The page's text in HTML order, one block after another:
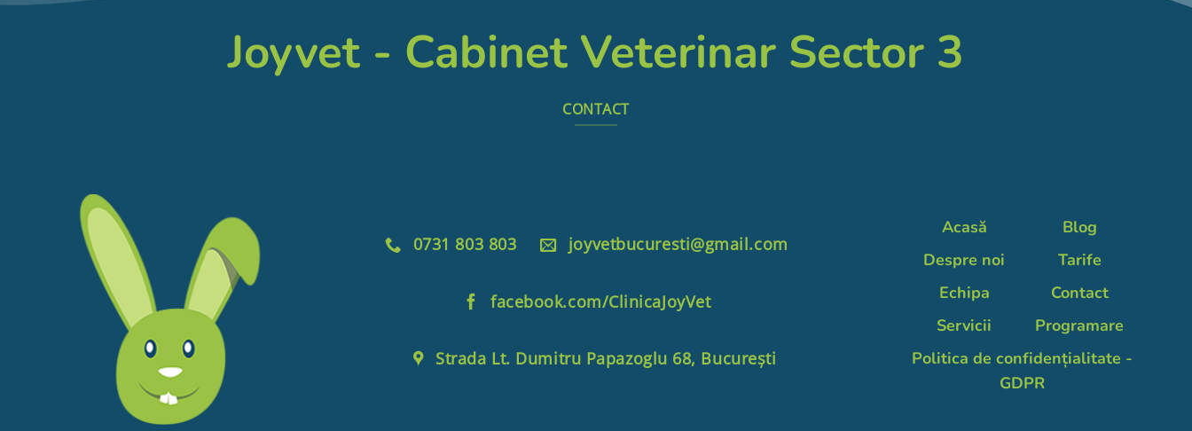
Joyvet - Cabinet Veterinar Sector 3
CONTACT
0731 803 803 joyvetbucuresti@gmail.com
facebook.com/ClinicaJoyVet
Strada Lt. Dumitru Papazoglu 68, București
Acasă
Despre noi
Echipa
Servicii
Blog
Tarife
Contact
Programare
Politica de confidențialitate -
GDPR